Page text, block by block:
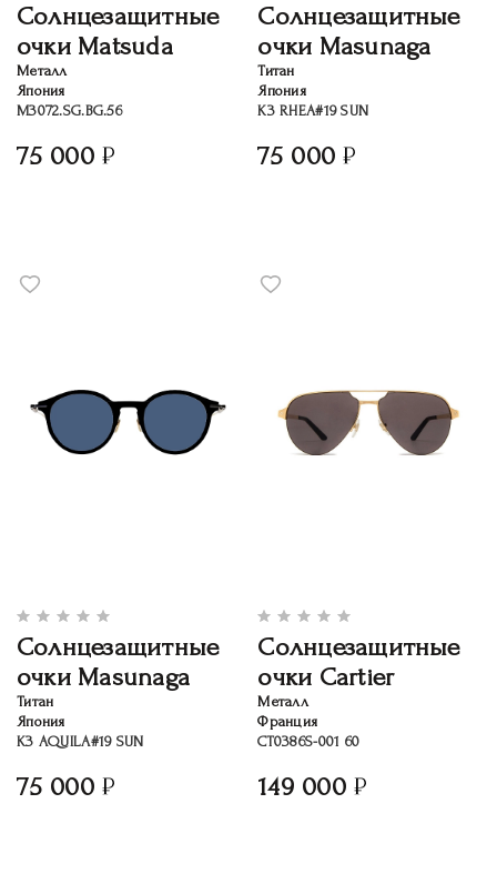
Солнцезащитные
очки Matsuda
Металл
Япония
M3072.SG.BG.56
75 000
Солнцезащитные
очки Masunaga
Титан
Япония
K3 RHEA#19 SUN
75 000
Солнцезащитные
очки Masunaga
Титан
Япония
K3 AQUILA#19 SUN
75 000
Солнцезащитные
очки Cartier
Металл
Франция
CT0386S-001 60
149 000